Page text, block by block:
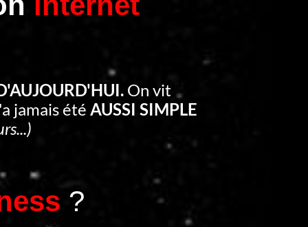
On vit
jamais été AUSSI SIMPLE
?